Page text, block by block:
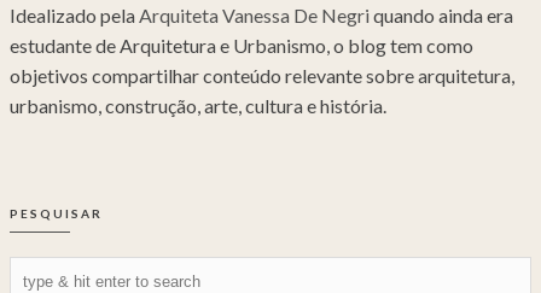
Idealizado pelaArquiteta Vanessa De Negriquando ainda era
estudante de Arquitetura e Urbanismo, o blog tem como
objetivos compartilhar conteúdo relevante sobre arquitetura,
urbanismo, construção, arte, cultura e história.
PESQUISAR